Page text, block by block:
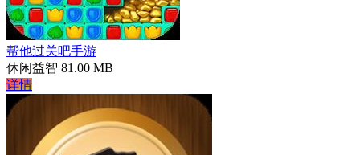
帮他过关吧手游
休闲益智 81.00 MB
详情